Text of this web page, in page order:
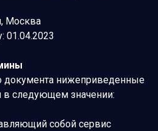
Москва
01.04.2023
документа нижеприведенные
в следующем значении:
собой сервис